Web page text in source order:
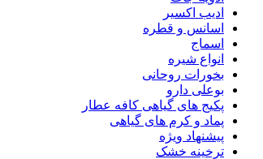
ادیب اکسیر
اسانس و قطره
اسماج
انواع شیره
بخورات روحانی
بوعلی دارو
پکیج های گیاهی کافه عطار
پماد و کرم های گیاهی
پیشنهاد ویژه
ترخینه خشک